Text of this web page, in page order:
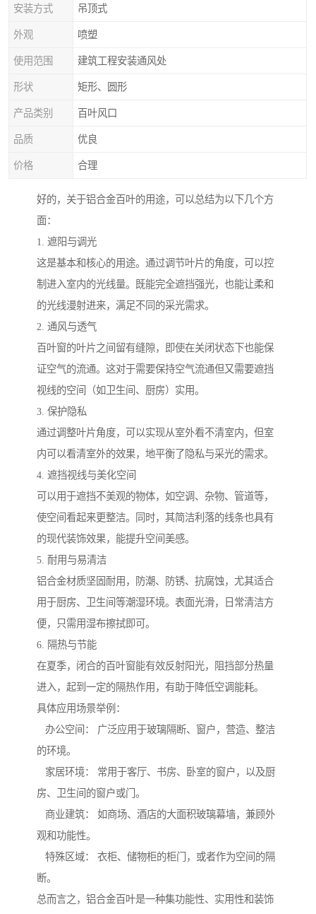
安装方式 吊顶式
外观 喷塑
使用范围 建筑工程安装通风处
形状 矩形、圆形
产品类别 百叶风口
品质 优良
价格 合理
好的，关于铝合金百叶的用途，可以总结为以下几个方
面：
1. 遮阳与调光
这是基本和核心的用途。通过调节叶片的角度，可以控
制进入室内的光线量。既能完全遮挡强光，也能让柔和
的光线漫射进来，满足不同的采光需求。
2. 通风与透气
百叶窗的叶片之间留有缝隙，即使在关闭状态下也能保
证空气的流通。这对于需要保持空气流通但又需要遮挡
视线的空间（如卫生间、厨房）实用。
3. 保护隐私
通过调整叶片角度，可以实现从室外看不清室内，但室
内可以看清室外的效果，地平衡了隐私与采光的需求。
4. 遮挡视线与美化空间
可以用于遮挡不美观的物体，如空调、杂物、管道等，
使空间看起来更整洁。同时，其简洁利落的线条也具有
的现代装饰效果，能提升空间美感。
5. 耐用与易清洁
铝合金材质坚固耐用，防潮、防锈、抗腐蚀，尤其适合
用于厨房、卫生间等潮湿环境。表面光滑，日常清洁方
便，只需用湿布擦拭即可。
6. 隔热与节能
在夏季，闭合的百叶窗能有效反射阳光，阻挡部分热量
进入，起到一定的隔热作用，有助于降低空调能耗。
具体应用场景举例：
办公空间： 广泛应用于玻璃隔断、窗户，营造、整洁
的环境。
家居环境： 常用于客厅、书房、卧室的窗户，以及厨
房、卫生间的窗户或门。
商业建筑： 如商场、酒店的大面积玻璃幕墙，兼顾外
观和功能性。
特殊区域： 衣柜、储物柜的柜门，或者作为空间的隔
断。
总而言之，铝合金百叶是一种集功能性、实用性和装饰